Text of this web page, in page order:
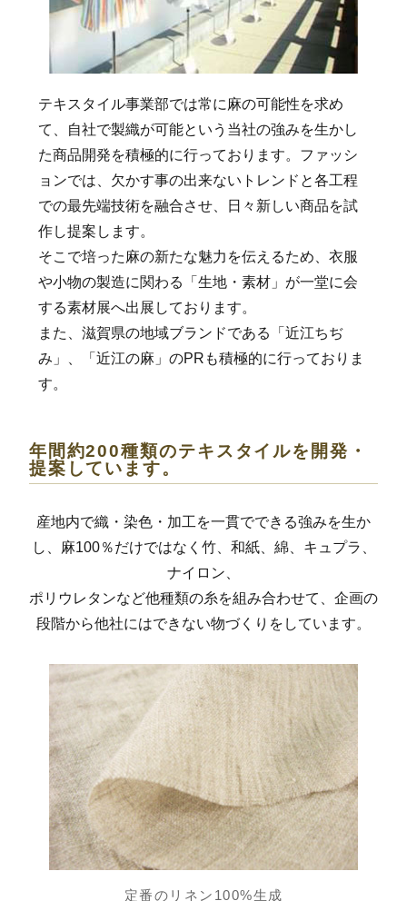
テキスタイル事業部では常に麻の可能性を求め
て、自社で製織が可能という当社の強みを生かし
た商品開発を積極的に行っております。ファッシ
ョンでは、欠かす事の出来ないトレンドと各工程
での最先端技術を融合させ、日々新しい商品を試
作し提案します。
そこで培った麻の新たな魅力を伝えるため、衣服
や小物の製造に関わる「生地・素材」が一堂に会
する素材展へ出展しております。
また、滋賀県の地域ブランドである「近江ちぢ
み」、「近江の麻」のPRも積極的に行っておりま
す。
年間約200種類のテキスタイルを開発・
提案しています。
産地内で織・染色・加工を一貫でできる強みを生か
し、麻100％だけではなく竹、和紙、綿、キュプラ、
ナイロン、
ポリウレタンなど他種類の糸を組み合わせて、企画の
段階から他社にはできない物づくりをしています。
定番のリネン100%生成